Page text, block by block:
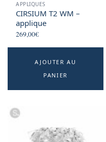
APPLIQUES
CIRSIUM T2 WM –
applique
269,00€
AJOUTER AU
PANIER